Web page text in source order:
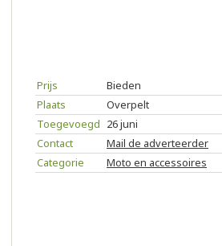
Prijs
Bieden
Plaats
Overpelt
Toegevoegd 26 juni
Contact
Mail de adverteerder
Categorie
Moto en accessoires